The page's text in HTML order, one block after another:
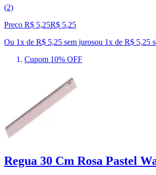
(2)
Preço R$ 5,25R$ 5,25
Ou 1x de R$ 5,25 sem jurosou 1x de R$ 5,25
Cupom 10% OFF
Regua 30 Cm Rosa Pastel